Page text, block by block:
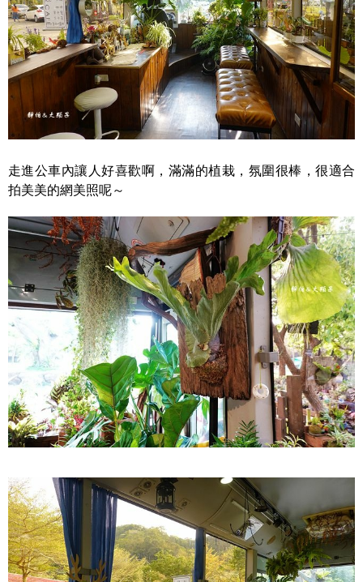
走進公車內讓人好喜歡啊，滿滿的植栽，氛圍很棒，很適合
拍美美的網美照呢～